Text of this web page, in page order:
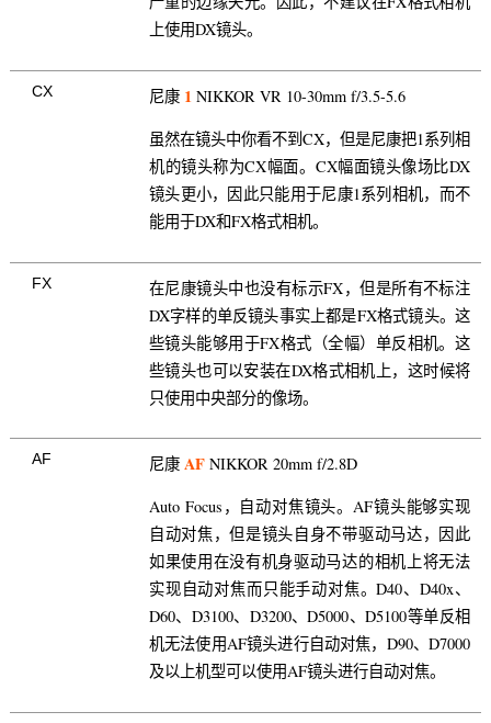
上使用DX镜头。
CX 尼康 1NIKKOR VR 10-30mm f/3.5-5.6
虽然在镜头中你看不到CX，但是尼康把1系列相
机的镜头称为CX幅面。CX幅面镜头像场比DX
镜头更小，因此只能用于尼康1系列相机，而不
能用于DX和FX格式相机。
FX
在尼康镜头中也没有标示FX，但是所有不标注
DX字样的单反镜头事实上都是FX格式镜头。这
些镜头能够用于FX格式（全幅）单反相机。这
些镜头也可以安装在DX格式相机上，这时候将
只使用中央部分的像场。
AF 尼康 AFNIKKOR 20mm f/2.8D
Auto Focus，自动对焦镜头。AF镜头能够实现
自动对焦，但是镜头自身不带驱动马达，因此
如果使用在没有机身驱动马达的相机上将无法
实现自动对焦而只能手动对焦。D40、D40x、
D60、D3100、D3200、D5000、D5100等单反相
机无法使用AF镜头进行自动对焦，D90、D7000
及以上机型可以使用AF镜头进行自动对焦。